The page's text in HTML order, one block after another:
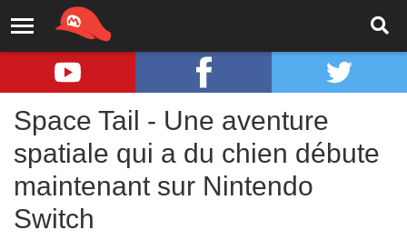
Space Tail - Une aventure
spatiale qui a du chien débute
maintenant sur Nintendo
Switch